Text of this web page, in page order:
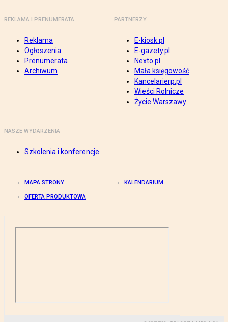
REKLAMA I PRENUMERATA
Reklama
Ogłoszenia
Prenumerata
Archiwum
PARTNERZY
E-kiosk.pl
E-gazety.pl
Nexto.pl
Mała księgowość
Kancelarierp.pl
Wieści Rolnicze
Życie Warszawy
NASZE WYDARZENIA
Szkolenia i konferencje
MAPA STRONY KALENDARIUM
OFERTA PRODUKTOWA